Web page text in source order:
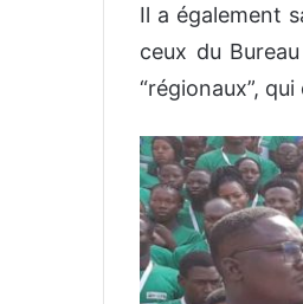
Il a également
ceux du
“régionaux”,